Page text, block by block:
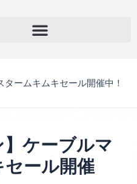
タームキムキセール開催中！
】ケーブルマ
ール開催